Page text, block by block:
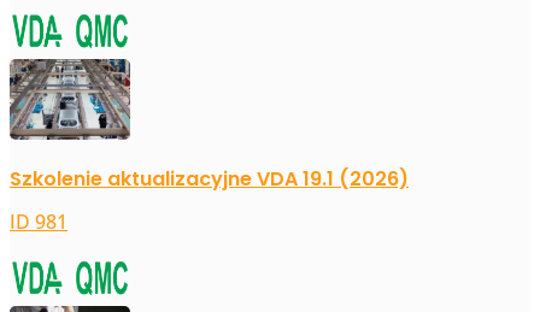
Szkolenie aktualizacyjne VDA 19.1 (2026)
ID 981